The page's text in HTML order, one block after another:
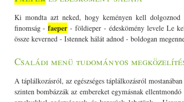
Ki mondta azt neked, hogy keményen kell
finomság -faeper - földieper - édeskömény levele Le
össze keverned - Istennek hálát adnod - boldogan
Családi menü tudományos
A táplálkozásról, az egészséges táplálkozásról mostanában sok szó esik. Az életmódmagazinok és a média napi szinten bombázzák az embereket egymásnak ellentmondó táplálkozási irányzatokkal, táplálkozási tanácsokkal, amelyekkel egészségesek és karcsúak lehetünk. Ugyanakkor a gyártók milliárdokat keresnek azzal, hogy azokat az élelmiszereket vásároljuk meg, és azokat a gyógyszereket szedjük betegségeinkre, amelyeket ők gyártanak és reklámoznak. A mai rohanó világban már nincs idő ételeink megtermelésére és elkészítésére, az ipar felajánlja erre a megoldást. Vajon mi a helyes út ahhoz, hogy javítsuk egészségünket, és idős korunkat ne gyógyszerfüggőségben, vegetálva éljük? A táplálkozás az emberek többségének csak élvezetet és a szükségletek kielégítését jelenti, de nem fontos számukra az, hogy a táplálék táplálja is a sejteket. Szókratész is ezt mondta: ,,Nem azért élünk, hogy együnk, hanem azért eszünk, hogy éljünk. Hát ez ma már nincs így. A túlevés, a kiegyensúlyozatlan és elégtelen táplálék egészségkárosodáshoz és ún. táplálékfüggő betegségek kialakulásához vezet. Persze az emberek nem látják meg a kapcsolatot a helytelen táplálkozásuk és betegségeik között. Hosszú évekig, évtizedekig tartó helytelen táplálkozás következtében felmerülő betegségekre csak annyit mondanak: ,,korral jár. De ez nincs így jól. Vannak olyan népek, ahol csak természetes ételeket fogyasztanak, és nem ismert náluk a civilizációs betegség. A táplálékok megbetegíthetnek, de meg is gyógyíthatnak minket. Egy kis történelem... Az evolúció évmilliói alatt az emberek vadászó-gyűjtögető életmódot folyattak. Kb. 10 ezer évvel ezelőtt a tűz használata gyökeresen megváltoztatta az emberek étkezési szokásait. A mezőgazdaság meghonosodása révén az emberek egyre jobban elszakadtak a természettől. A demográfiai növekedés szükségessé tette az élelmiszer termelést, az állatok tartását. A megművelt földek köré falvak, városok létesültek. A nagy felfedező utak (pl. Amerika felfedezése) révén megjelentek az első exporttermékek is. Az újvilágból behozott növények a kukorica, krumpli, paradicsom, bab, dohány, kávé, kakaó, nádcukor volt. Ezek után a földeket rabszolgákkal műveltették meg. A XVIII. században az élelmiszer termelés ipari méreteket öltött. Megjelentek az új szereplők az élelmiszergyártás színpadán, pl. a műtrágyák, rovarirtók, tartósítószerek, ízfokozók. Sajnos ezzel az ételeink egyre értéktelenebbé és károsabbá váltak. A jóléti társadalmakban ötvenezerféle étel közül lehet választani, de valósággal vadászni kell az életerőt serkentő, minőségi táplálékokra. Az elmúlt századokban több olyan táplálkozási irányzat jött létre, amelynek a célja az egészség fenntartása és megőrzése. Ezeket az irányzatokat nem lehet egy lapon említeni a különböző kúrákkal, diétákkal. Ugyanis ezek az irányzatok a régi időkből (Keletről vagy az ókorból) származnak, vagy a XIX század végén, XX. század elején Európában fejlődtek ki. Egyre fokozottabb érdeklődés észlelhető ezek iránt, mivel a jelenlegi táplálkozási szokásaink számos betegséggel társulnak. Ezen irányzatok többsége vegetáriánus, és nagy figyelmet szentelnek az élelmiszerek minőségére is. Nyerskoszt mozgalom úttörői A nyers vegán étrend a vegetáriánus étkezés egy vállfaja, mely szinte teljes mértékben vagy akár kizárólag nem hőkezelt növényi élelmiszerekből áll. A XIX. század fő résztvevője dr. Maximilian BIRCHER-BENNER (1867-1939) svájci pszichológus és táplálkozáskutató főként a müzli felfedezéséről ismert, bár az ő találmánya különbözik a ma ismert müzliktől. A Bircher-Benner-féle müzlikbe minden alapanyag frissen kerül bele. Elkötelezett híve volt a zöldségben, gyümölcsben és magvakban gazdag táplálkozásnak, ugyanis észrevette, hogy mentális betegséggel küzdő páciensei is sokkal jobban gyógyulnak, ha az általa összeállított étrend szerint táplálkoznak. Egyébként én is aszalok müzlit, ami kiváló reggeli gyümölcspürével vagy gabonatejjel. Ezt bárki elkészítheti, akár sütőben is, odafigyelve a hőfokra, hogy élő maradjon. A nyers ételeket napfény-ételeknek nevezte, melyeket nem rontottak el melegítéssel vagy kilúgozással. Amikor a csecsemőket sterilizált, forralt tejjel táplálták, sok csecsemő halt meg skorbutban. Rájöttek arra, hogy a kipréselt friss alma, narancs, sárgarépa leve, vagy a friss, forraratlan tej gyógyítja a betegséget. Ez bizonyítja azt, hogy végzetes hiba a csecsemőket kizárólagosan főtt, denaturált anyagokkal táplálni. Ez a nézet akkora felháborodást váltott ki kollegái körében, hogy a zürichi orvosszövetség kizárta soraiból. Ezért kénytelen volt magánklinikát nyitni, ami ma is sikeresen működik Zürichben. Werner KOLLATH professzor, orvos és táplálkozáskutató (1892-1970) nagy hangsúlyt fektetett a minél kisebb mértékben feldolgozott élelmiszerek fogyasztására. Állatokon végzett kutatásaival bizonyította, hogy legelőnyösebben a ,,nyerskoszt hat a szervezetre. Hangsúlyozta az ökogazdaságból származó ételek fontosságát is. Az oldalon is ismert Kolláth reggeli az ő nevéhez fűződik. Guy-Claude BURGER hangsúlyozta az ösztönterápiát , mely során az élelmiszereket